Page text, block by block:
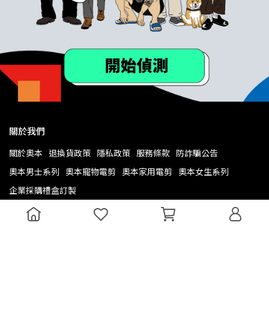
關於我們
關於奧本 退換貨政策 隱私政策 服務條款 防詐騙公告
奧本男士系列 奧本寵物電剪 奧本家用電剪 奧本女生系列
企業採購禮盒訂製
公司資訊